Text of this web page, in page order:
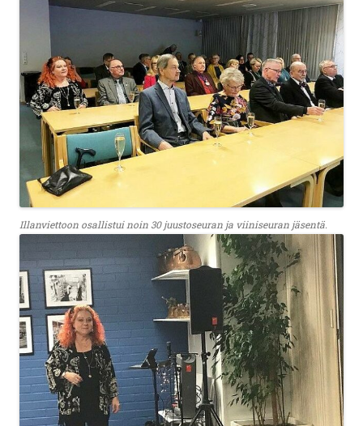
Illanviettoon osallistui noin 30 juustoseuran ja viiniseuran jäsentä.